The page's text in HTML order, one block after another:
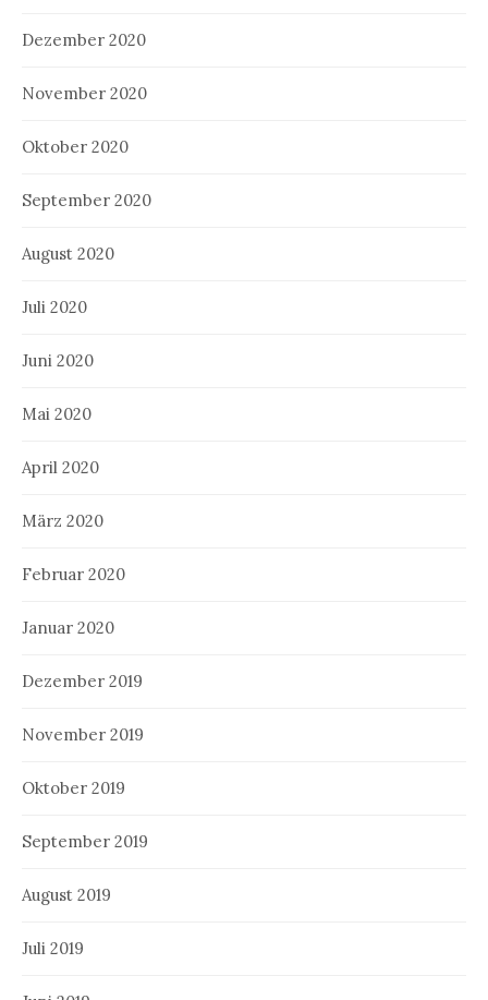
Dezember 2020
November 2020
Oktober 2020
September 2020
August 2020
Juli 2020
Juni 2020
Mai 2020
April 2020
März 2020
Februar 2020
Januar 2020
Dezember 2019
November 2019
Oktober 2019
September 2019
August 2019
Juli 2019